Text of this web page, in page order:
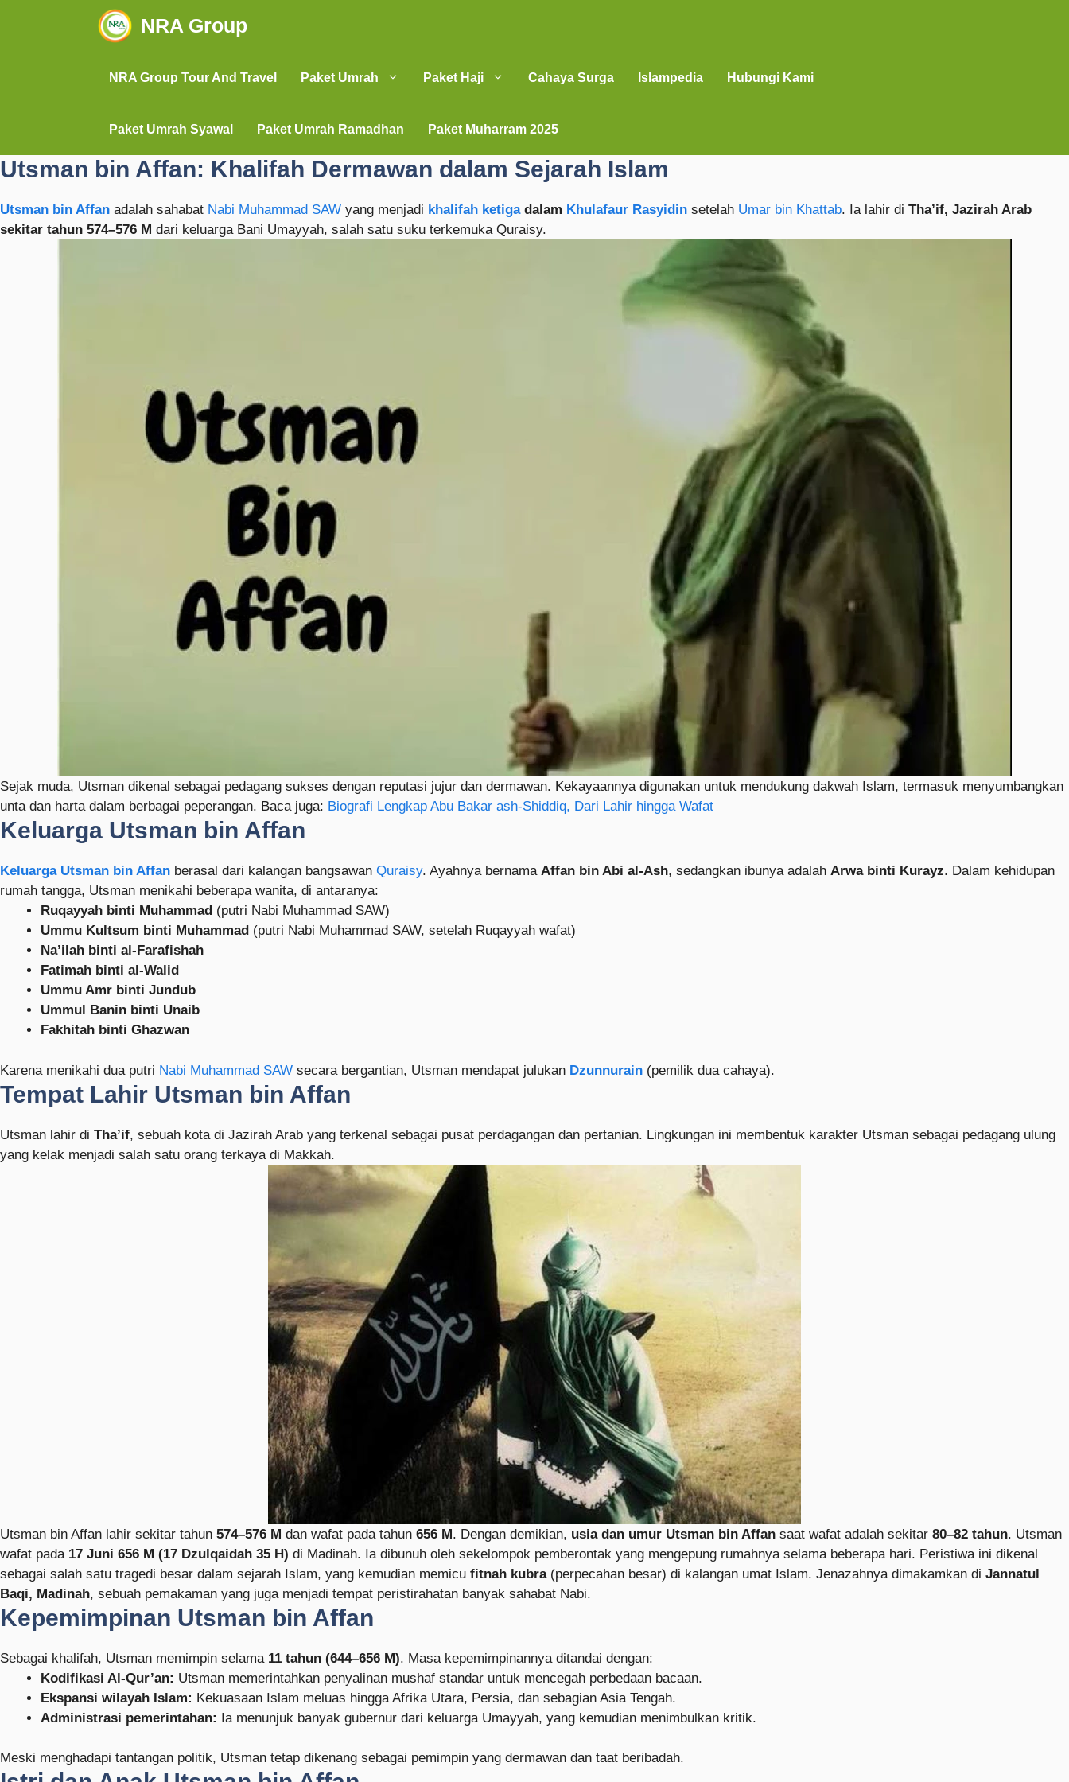
NRA Group
NRA Group Tour And Travel Paket Umrah Paket Haji Cahaya Surga Islampedia Hubungi Kami
Paket Umrah Syawal Paket Umrah Ramadhan Paket Muharram 2025
Utsman bin Affan: Khalifah Dermawan dalam Sejarah Islam
Utsman bin Affan adalah sahabat Nabi Muhammad SAW yang menjadi khalifah ketigadalam Khulafaur Rasyidin setelah Umar bin Khattab. Ia lahir di Tha’if, Jazirah Arab
sekitar tahun 574–576 M dari keluarga Bani Umayyah, salah satu suku terkemuka Quraisy.
Sejak muda, Utsman dikenal sebagai pedagang sukses dengan reputasi jujur dan dermawan. Kekayaannya digunakan untuk mendukung dakwah Islam, termasuk menyumbangkan
unta dan harta dalam berbagai peperangan. Baca juga: Biografi Lengkap Abu Bakar ash-Shiddiq, Dari Lahir hingga Wafat
Keluarga Utsman bin Affan
Keluarga Utsman bin Affan berasal dari kalangan bangsawan Quraisy. Ayahnya bernama Affan bin Abi al-Ash, sedangkan ibunya adalah Arwa binti Kurayz. Dalam kehidupan
rumah tangga, Utsman menikahi beberapa wanita, di antaranya:
Ruqayyah binti Muhammad (putri Nabi Muhammad SAW)
Ummu Kultsum binti Muhammad (putri Nabi Muhammad SAW, setelah Ruqayyah wafat)
Na’ilah binti al-Farafishah
Fatimah binti al-Walid
Ummu Amr binti Jundub
Ummul Banin binti Unaib
Fakhitah binti Ghazwan
Karena menikahi dua putri Nabi Muhammad SAW secara bergantian, Utsman mendapat julukan Dzunnurain (pemilik dua cahaya).
Tempat Lahir Utsman bin Affan
Utsman lahir di Tha’if, sebuah kota di Jazirah Arab yang terkenal sebagai pusat perdagangan dan pertanian. Lingkungan ini membentuk karakter Utsman sebagai pedagang ulung
yang kelak menjadi salah satu orang terkaya di Makkah.
Utsman bin Affan lahir sekitar tahun 574–576 M dan wafat pada tahun 656 M. Dengan demikian, usia dan umur Utsman bin Affan saat wafat adalah sekitar 80–82 tahun. Utsman
wafat pada 17 Juni 656 M (17 Dzulqaidah 35 H) di Madinah. Ia dibunuh oleh sekelompok pemberontak yang mengepung rumahnya selama beberapa hari. Peristiwa ini dikenal
sebagai salah satu tragedi besar dalam sejarah Islam, yang kemudian memicu fitnah kubra(perpecahan besar) di kalangan umat Islam. Jenazahnya dimakamkan di Jannatul
Baqi, Madinah, sebuah pemakaman yang juga menjadi tempat peristirahatan banyak sahabat Nabi.
Kepemimpinan Utsman bin Affan
Sebagai khalifah, Utsman memimpin selama 11 tahun (644–656 M). Masa kepemimpinannya ditandai dengan:
Kodifikasi Al-Qur’an: Utsman memerintahkan penyalinan mushaf standar untuk mencegah perbedaan bacaan.
Ekspansi wilayah Islam: Kekuasaan Islam meluas hingga Afrika Utara, Persia, dan sebagian Asia Tengah.
Administrasi pemerintahan: Ia menunjuk banyak gubernur dari keluarga Umayyah, yang kemudian menimbulkan kritik.
Meski menghadapi tantangan politik, Utsman tetap dikenang sebagai pemimpin yang dermawan dan taat beribadah.